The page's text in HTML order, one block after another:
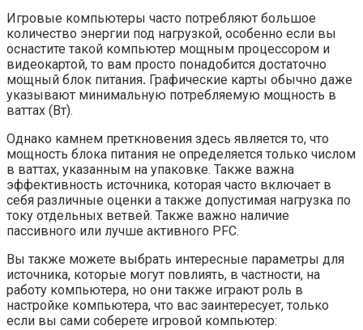
Игровые компьютеры часто потребляют большое
количество энергии под нагрузкой, особенно если вы
оснастите такой компьютер мощным процессором и
видеокартой, то вам просто понадобится достаточно
мощный блок питания. Графические карты обычно даже
указывают минимальную потребляемую мощность в
ваттах (Вт).
Однако камнем преткновения здесь является то, что
мощность блока питания не определяется только числом
в ваттах, указанным на упаковке. Также важна
эффективность источника, которая часто включает в
себя различные оценки а также допустимая нагрузка по
току отдельных ветвей. Также важно наличие
пассивного или лучше активного PFC.
Вы также можете выбрать интересные параметры для
источника, которые могут повлиять, в частности, на
работу компьютера, но они также играют роль в
настройке компьютера, что вас заинтересует, только
если вы сами соберете игровой компьютер: